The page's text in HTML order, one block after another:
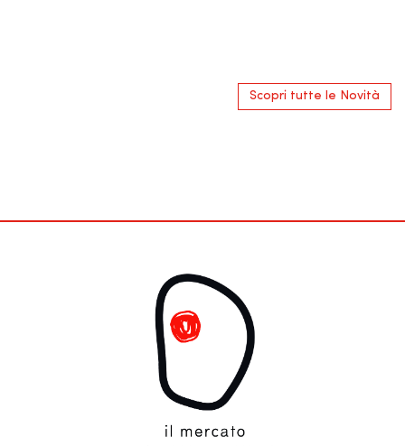
Scopri tutte le Novità